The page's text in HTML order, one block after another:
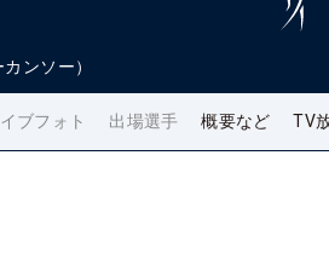
ンソー）
ブフォト 出場選手 概要など TV